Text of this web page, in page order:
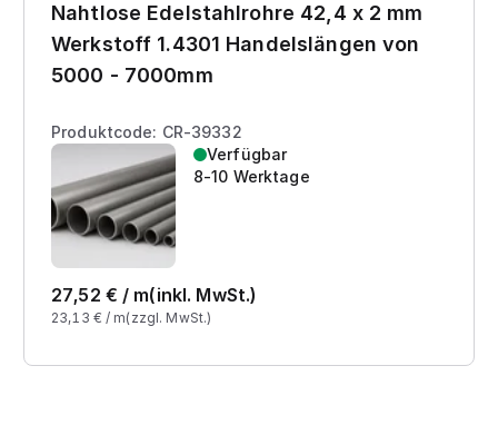
Nahtlose Edelstahlrohre 42,4 x 2 mm
Werkstoff 1.4301 Handelslängen von
5000 - 7000mm
Produktcode: CR-39332
Verfügbar
8-10 Werktage
27,52 € / m(inkl. MwSt.)
23,13 € / m(zzgl. MwSt.)